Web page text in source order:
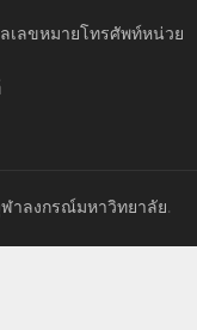
เลขหมายโทรศัพท์หน่วย
าลงกรณ์มหาวิทยาลัย.